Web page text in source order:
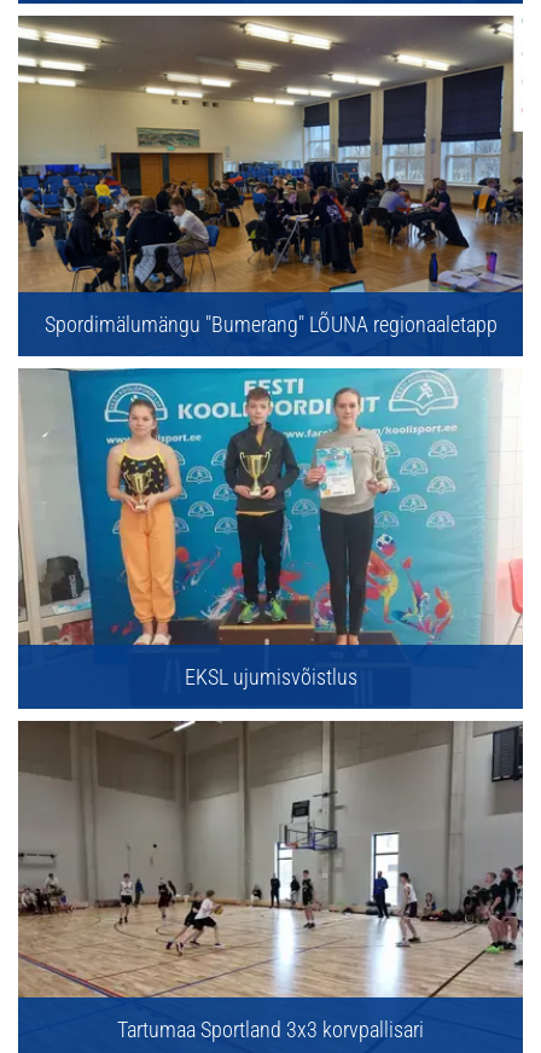
Spordimälumängu "Bumerang" LÕUNA regionaaletapp
EKSL ujumisvõistlus
Tartumaa Sportland 3x3 korvpallisari